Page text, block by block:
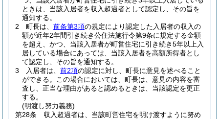
ときは、当該入居者を収入超過者として認定し、その旨を
通知する。
2
町長は、 前条第3項の規定により認定した入居者の収入の
額が近年2年間引き続き公住法施行令第9条に規定する金額
を超え、かつ、当該入居者が町営住宅に引き続き5年以上入
居している場合にあっては、当該入居者を高額所得者とし
て認定し、その旨を通知する。
3
入居者は、 前2項の認定に対し、町長に意見を述べること
ができる。
この場合においては、町長は、意見の内容を審
査し、正当な理由があると認めるときは、当該認定を更正
する。
(明渡し努力義務)
第28条
収入超過者は、当該町営住宅を明け渡すように努め